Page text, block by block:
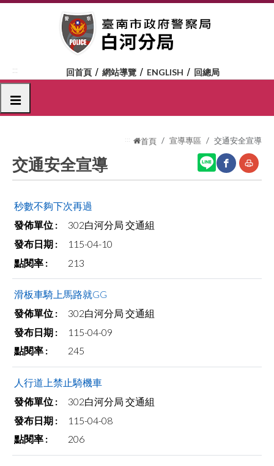
跳
容
塊
::: 回首頁 網站導覽 ENGLISH 回總局
選單
::: 首頁 宣導專區 交通安全宣導
交通安全宣導
秒數不夠下次再過
302白河分局 交通組
115-04-10
213
滑板車騎上馬路就GG
302白河分局 交通組
115-04-09
245
人行道上禁止騎機車
302白河分局 交通組
115-04-08
206